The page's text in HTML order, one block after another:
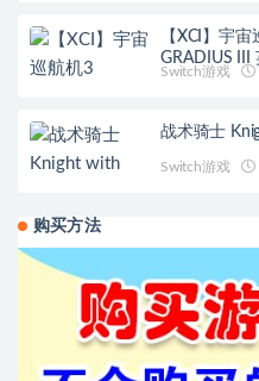
【XCI】宇
Switch游戏
Switch游戏
购买方法